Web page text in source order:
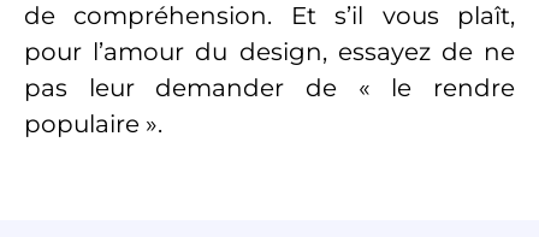
de compréhension. Et s’il vous plaît,
pour l’amour du design, essayez de ne
pas leur demander de « le rendre
populaire ».